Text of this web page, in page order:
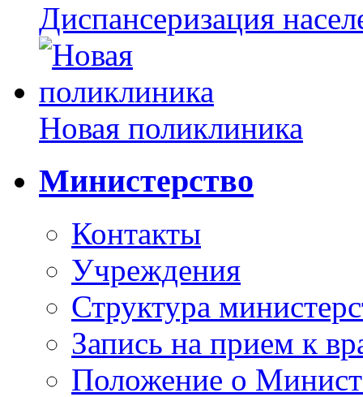
Диспансеризация
Новая поликлиника
Министерство
Контакты
Учреждения
Структура
Запись на прием к
Положение о